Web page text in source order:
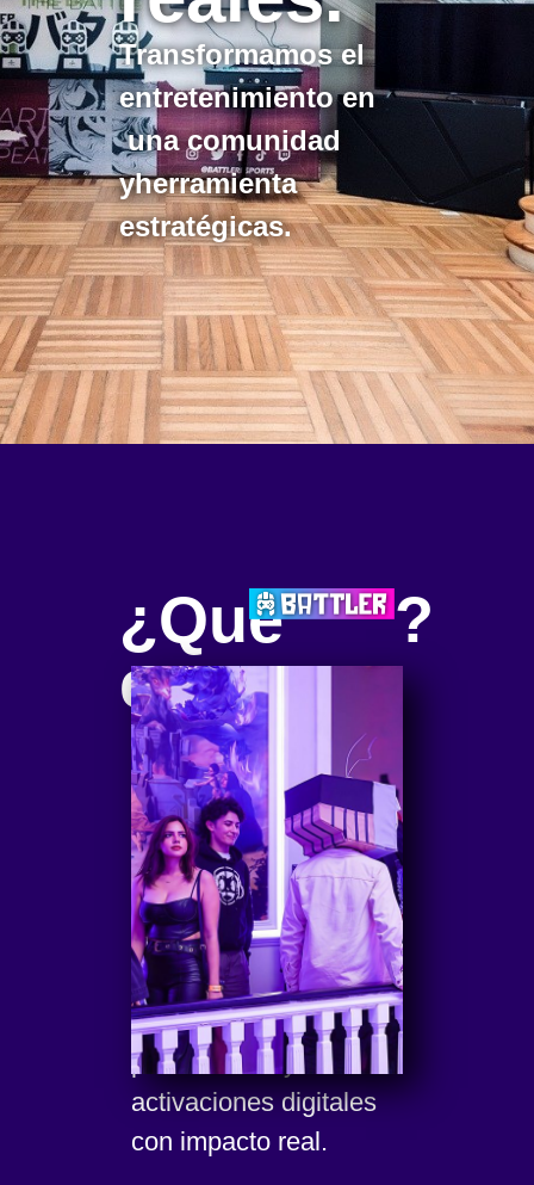
Transformamos el
entretenimiento en
una comunidad
yherramienta
estratégicas.
¿Qué
es
?
Es una plataforma y un
hub de experiencias
gamer que conecta
a lasmarcas con la
comunidad gamer y
creadores de
cotnenido , a través de
torneos en eventos
presenciales y
activaciones digitales
con impacto real.